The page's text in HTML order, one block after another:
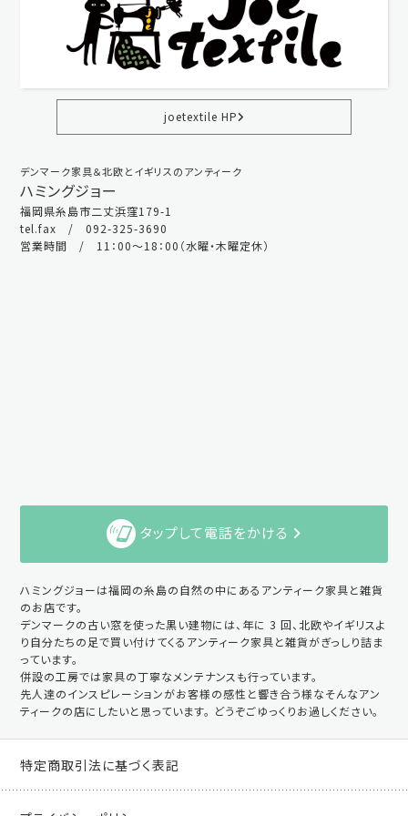
joetextile HP
デンマーク家具＆北欧とイギリスのアンティーク
ハミングジョー
福岡県糸島市二丈浜窪179-1
tel.fax / 092-325-3690
営業時間 / 11：00～18：00（水曜・木曜定休）
タップして電話をかける
ハミングジョーは福岡の糸島の自然の中にあるアンティーク家具と雑貨
のお店です。
デンマークの古い窓を使った黒い建物には、年に 3 回、北欧やイギリスよ
り自分たちの足で買い付けてくるアンティーク家具と雑貨がぎっしり詰ま
っています。
併設の工房では家具の丁寧なメンテナンスも行っています。
先人達のインスピレーションがお客様の感性と響き合う様なそんなアン
ティークの店にしたいと思っています。 どうぞごゆっくりお過しください。
特定商取引法に基づく表記